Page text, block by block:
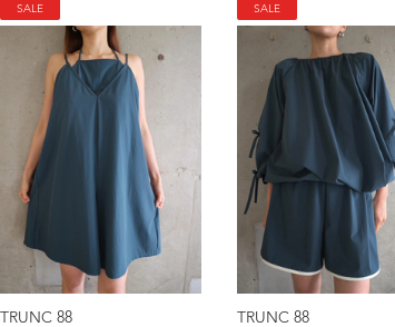
SALE
TRUNC 88
SALE
TRUNC 88